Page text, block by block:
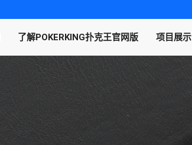
了解POKERKING扑克王官网版 项目展示